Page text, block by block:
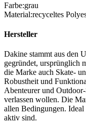
Farbe:grau
Material:recyceltes
Hersteller
Dakine stammt aus den
gegründet, ursprünglich
die Marke auch Skate-
Robustheit und
Abenteurer und
verlassen wollen. Die
allen Bedingungen. Ideal
aktiv sind.